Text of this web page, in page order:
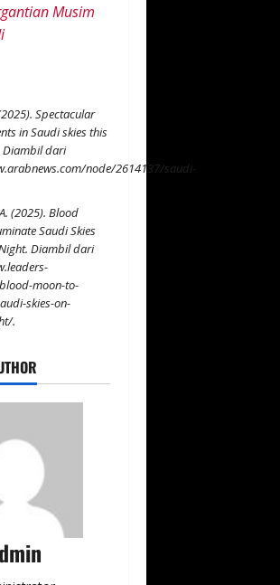
Musim
Spectacular
in Saudi skies this
Diambil dari
node/2614137/saudi-
(2025). Blood
Saudi Skies
Diambil dari
moon-to-
skies-on-
.